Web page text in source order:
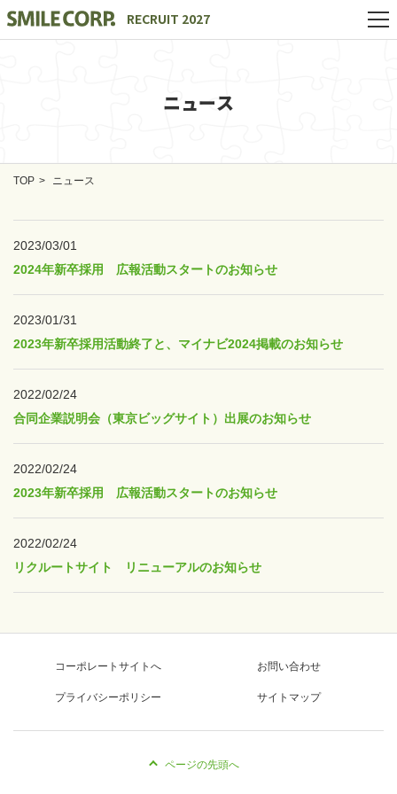
RECRUIT 2027
ニュース
TOP ニュース
2023/03/01
2024年新卒採用 広報活動スタートのお知らせ
2023/01/31
2023年新卒採用活動終了と、マイナビ2024掲載のお知らせ
2022/02/24
合同企業説明会（東京ビッグサイト）出展のお知らせ
2022/02/24
2023年新卒採用 広報活動スタートのお知らせ
2022/02/24
リクルートサイト リニューアルのお知らせ
コーポレートサイトへ お問い合わせ
プライバシーポリシー サイトマップ
ページの先頭へ